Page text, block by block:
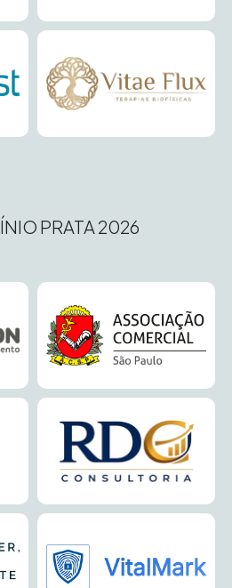
PRATA 2026